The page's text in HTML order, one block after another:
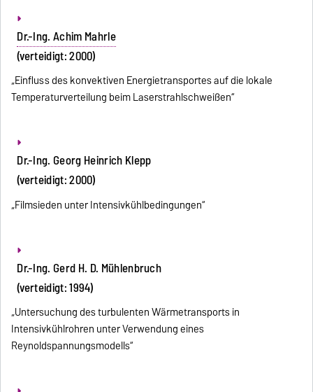
Dr.-Ing. Achim Mahrle
(verteidigt: 2000)
„Einfluss des konvektiven Energietransportes auf die lokale
Temperaturverteilung beim Laserstrahlschweißen“
Dr.-Ing. Georg Heinrich Klepp
(verteidigt: 2000)
„Filmsieden unter Intensivkühlbedingungen“
Dr.-Ing. Gerd H. D. Mühlenbruch
(verteidigt: 1994)
„Untersuchung des turbulenten Wärmetransports in
Intensivkühlrohren unter Verwendung eines
Reynoldspannungsmodells“